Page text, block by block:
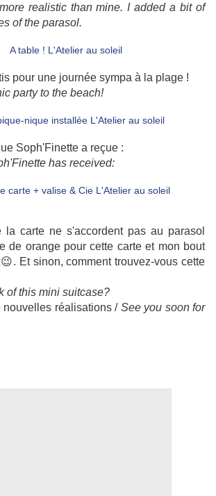
realistic than mine. I added a bit of
of the parasol.
pour une journée sympa à la plage !
party to the beach!
Soph'Finette a reçue :
has received:
la carte ne s'accordent pas au parasol
de orange pour cette carte et mon bout
Et sinon, comment trouvez-vous cette
of this mini suitcase?
nouvelles réalisations /See you soon for